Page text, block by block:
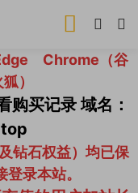
Chrome（谷
）
购买记录 域名：
钻石权益）均已保
录本站。